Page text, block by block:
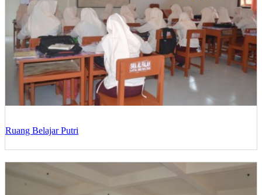
Ruang Belajar Putri